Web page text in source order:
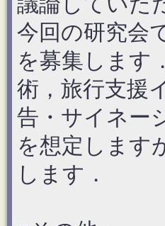
今回の研究会
を募集します
術，旅行支援
告・サイネー
を想定します
します．